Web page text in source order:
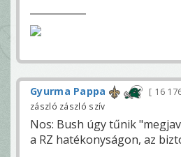
Gyurma Pappa 16
zászló zászló szív
Nos: Bush úgy tűnik
a RZ hatékonyságon, az